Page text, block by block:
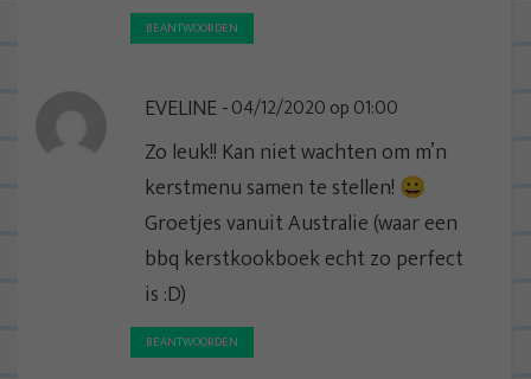
e
BEANTWOORDEN
EVELINE 04/12/2020 op 01:00
Zo leuk!! Kan niet wachten om m’n
kerstmenu samen te stellen! 😀
Groetjes vanuit Australie (waar een
bbq kerstkookboek echt zo perfect
is :D)
BEANTWOORDEN